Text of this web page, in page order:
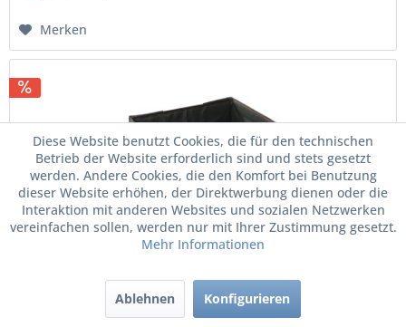
Merken
Diese Website benutzt Cookies, die für den technischen
Betrieb der Website erforderlich sind und stets gesetzt
werden. Andere Cookies, die den Komfort bei Benutzung
dieser Website erhöhen, der Direktwerbung dienen oder die
Interaktion mit anderen Websites und sozialen Netzwerken
vereinfachen sollen, werden nur mit Ihrer Zustimmung gesetzt.
Mehr Informationen
Ablehnen Konfigurieren